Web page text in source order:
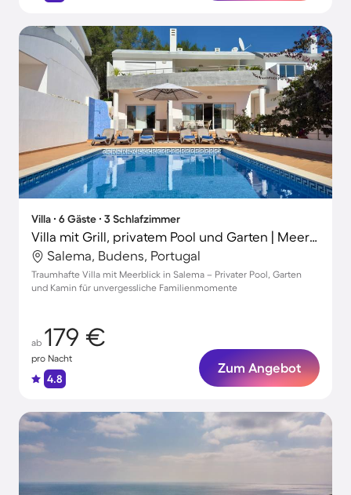
Villa ∙ 6 Gäste ∙ 3 Schlafzimmer
Villa mit Grill, privatem Pool und Garten | Meerblick
Salema, Budens, Portugal
Traumhafte Villa mit Meerblick in Salema – Privater Pool, Garten
und Kamin für unvergessliche Familienmomente
ab 179 €
pro Nacht
4.8
Zum Angebot